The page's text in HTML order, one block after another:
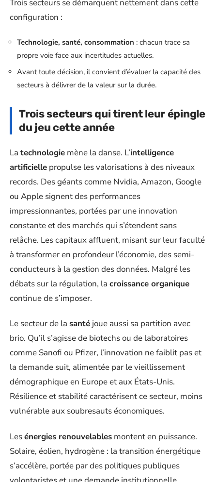
Trois secteurs se démarquent nettement dans cette
configuration :
Technologie, santé, consommation : chacun trace sa
propre voie face aux incertitudes actuelles.
Avant toute décision, il convient d’évaluer la capacité des
secteurs à délivrer de la valeur sur la durée.
Trois secteurs qui tirent leur épingle
du jeu cette année
La technologie mène la danse. L’intelligence
artificielle propulse les valorisations à des niveaux
records. Des géants comme Nvidia, Amazon, Google
ou Apple signent des performances
impressionnantes, portées par une innovation
constante et des marchés qui s’étendent sans
relâche. Les capitaux affluent, misant sur leur faculté
à transformer en profondeur l’économie, des semi-
conducteurs à la gestion des données. Malgré les
débats sur la régulation, la croissance organique
continue de s’imposer.
Le secteur de la santé joue aussi sa partition avec
brio. Qu’il s’agisse de biotechs ou de laboratoires
comme Sanofi ou Pfizer, l’innovation ne faiblit pas et
la demande suit, alimentée par le vieillissement
démographique en Europe et aux États-Unis.
Résilience et stabilité caractérisent ce secteur, moins
vulnérable aux soubresauts économiques.
Lesénergies renouvelables montent en puissance.
Solaire, éolien, hydrogène : la transition énergétique
s’accélère, portée par des politiques publiques